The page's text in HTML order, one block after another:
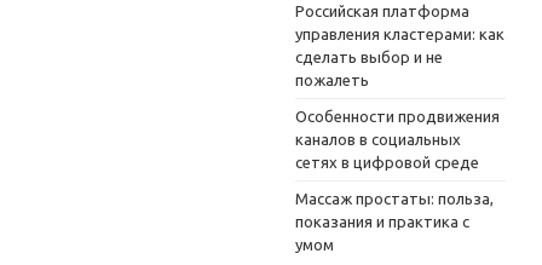
Российская платформа
управления кластерами: как
сделать выбор и не
пожалеть
Особенности продвижения
каналов в социальных
сетях в цифровой среде
Массаж простаты: польза,
показания и практика с
умом